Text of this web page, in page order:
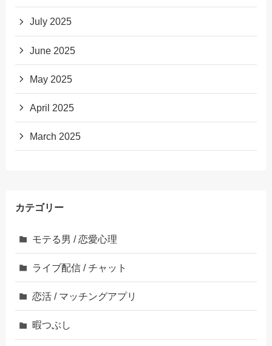
July 2025
June 2025
May 2025
April 2025
March 2025
カテゴリー
モテる男 / 恋愛心理
ライブ配信 / チャット
恋活 / マッチングアプリ
暇つぶし